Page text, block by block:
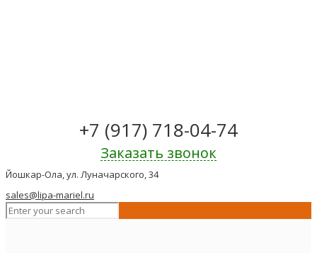
+7 (917) 718-04-74
Заказать звонок
Йошкар-Ола, ул. Луначарского, 34
sales@lipa-mariel.ru